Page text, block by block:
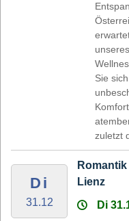
Sie
zuletzt
Di
31.12
Lienz
Di